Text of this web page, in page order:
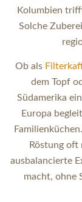
Kolumbien
Solche
Ob als
dem Topf
Südamerika
Europa
Röstung oft
ausbalancierte
macht, ohne